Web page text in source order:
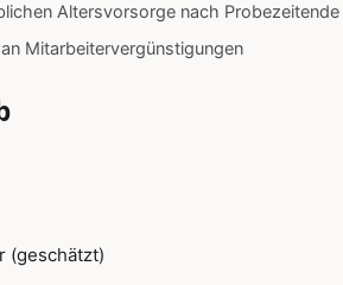
Altersvorsorge nach Probezeitende
Mitarbeitervergünstigungen
(geschätzt)